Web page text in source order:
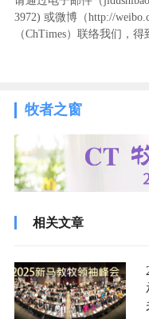
3972) ‬或微博（http://
（ChTimes）联络我们，
牧者之窗
相关文章